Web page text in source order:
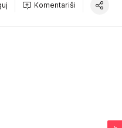
Komentariši